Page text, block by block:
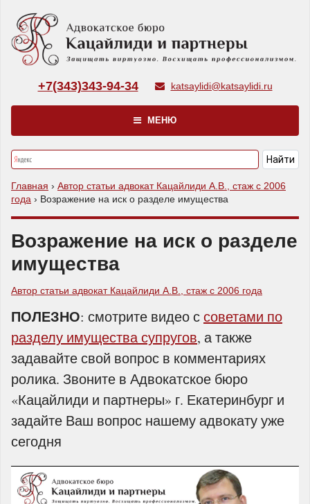
+7(343)343-94-34 katsaylidi@katsaylidi.ru
МЕНЮ
Главная › Автор статьи адвокат Кацайлиди А.В., стаж с 2006
года › Возражение на иск о разделе имущества
Возражение на иск о разделе
имущества
Автор статьи адвокат Кацайлиди А.В., стаж с 2006 года
ПОЛЕЗНО: смотрите видео ссоветами по
разделу имущества супругов, а также
задавайте свой вопрос в комментариях
ролика. Звоните в Адвокатское бюро
«Кацайлиди и партнеры» г. Екатеринбург и
задайте Ваш вопрос нашему адвокату уже
сегодня